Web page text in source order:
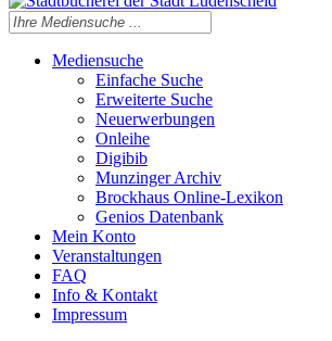
Mediensuche
Einfache Suche
Erweiterte Suche
Neuerwerbungen
Onleihe
Digibib
Munzinger Archiv
Brockhaus Online-Lexikon
Genios Datenbank
Mein Konto
Veranstaltungen
FAQ
Info & Kontakt
Impressum